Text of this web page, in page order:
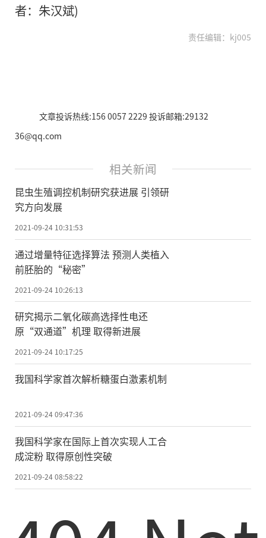
者：朱汉斌)
责任编辑：kj005
文章投诉热线:156 0057 2229 投诉邮箱:29132
36@qq.com
相关新闻
昆虫生殖调控机制研究获进展 引领研
究方向发展
2021-09-24 10:31:53
通过增量特征选择算法 预测人类植入
前胚胎的“秘密”
2021-09-24 10:26:13
研究揭示二氧化碳高选择性电还
原“双通道”机理 取得新进展
2021-09-24 10:17:25
我国科学家首次解析糖蛋白激素机制
2021-09-24 09:47:36
我国科学家在国际上首次实现人工合
成淀粉 取得原创性突破
2021-09-24 08:58:22